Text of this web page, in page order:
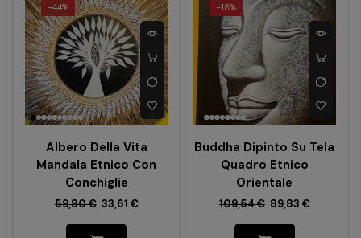
-44%
Albero Della Vita
Mandala Etnico Con
Conchiglie
59,80€ 33,61 €
-18%
Buddha Dipinto Su Tela
Quadro Etnico
Orientale
109,54€ 89,83 €